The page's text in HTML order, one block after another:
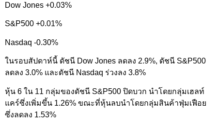
Dow Jones +0.03%
S&P500 +0.01%
Nasdaq -0.30%
ในรอบสัปดาห์นี้ ดัชนี Dow Jones ลดลง 2.9%, ดัชนี S&P500
ลดลง 3.0% และดัชนี Nasdaq ร่วงลง 3.8%
หุ้น 6 ใน 11 กลุ่มของดัชนี S&P500 ปิดบวก นำโดยกลุ่มเฮลท์
แคร์ซึ่งเพิ่มขึ้น 1.26% ขณะที่หุ้นลบนำโดยกลุ่มสินค้าฟุ่มเฟือย
ซึ่งลดลง 1.53%